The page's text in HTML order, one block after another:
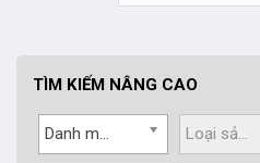
TÌM KIẾM NÂNG CAO